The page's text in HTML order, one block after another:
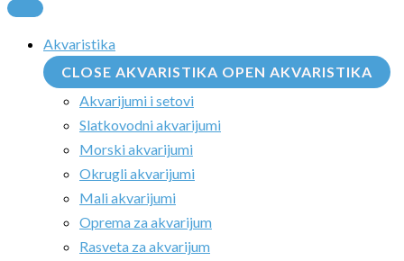
Akvaristika
CLOSE AKVARISTIKA OPEN AKVARISTIKA
Akvarijumi i setovi
Slatkovodni akvarijumi
Morski akvarijumi
Okrugli akvarijumi
Mali akvarijumi
Oprema za akvarijum
Rasveta za akvarijum